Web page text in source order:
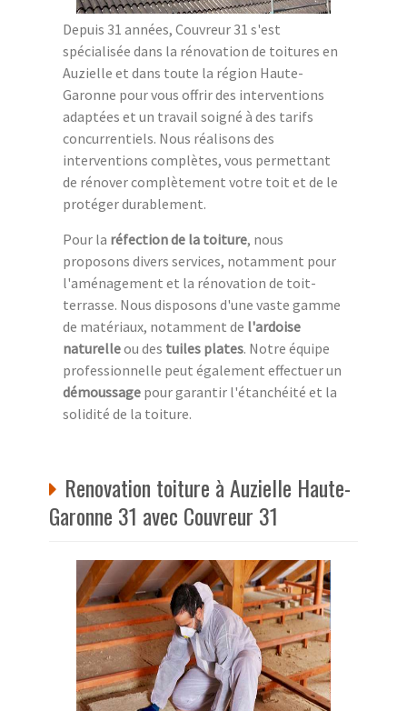
Depuis 31 années, Couvreur 31 s'est
spécialisée dans la rénovation de toitures en
Auzielle et dans toute la région Haute-
Garonne pour vous offrir des interventions
adaptées et un travail soigné à des tarifs
concurrentiels. Nous réalisons des
interventions complètes, vous permettant
de rénover complètement votre toit et de le
protéger durablement.
Pour la réfection de la toiture, nous
proposons divers services, notamment pour
l'aménagement et la rénovation de toit-
terrasse. Nous disposons d'une vaste gamme
de matériaux, notamment de l'ardoise
naturelleou des tuiles plates. Notre équipe
professionnelle peut également effectuer un
démoussage pour garantir l'étanchéité et la
solidité de la toiture.
Renovation toiture à Auzielle Haute-
Garonne 31 avec Couvreur 31